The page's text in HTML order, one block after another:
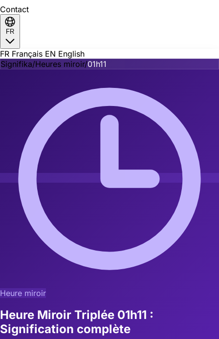
Contact
FR
FR Français EN English
Signifika/Heures miroir/01h11
Heure miroir
Heure Miroir Triplée 01h11 :
Signification complète